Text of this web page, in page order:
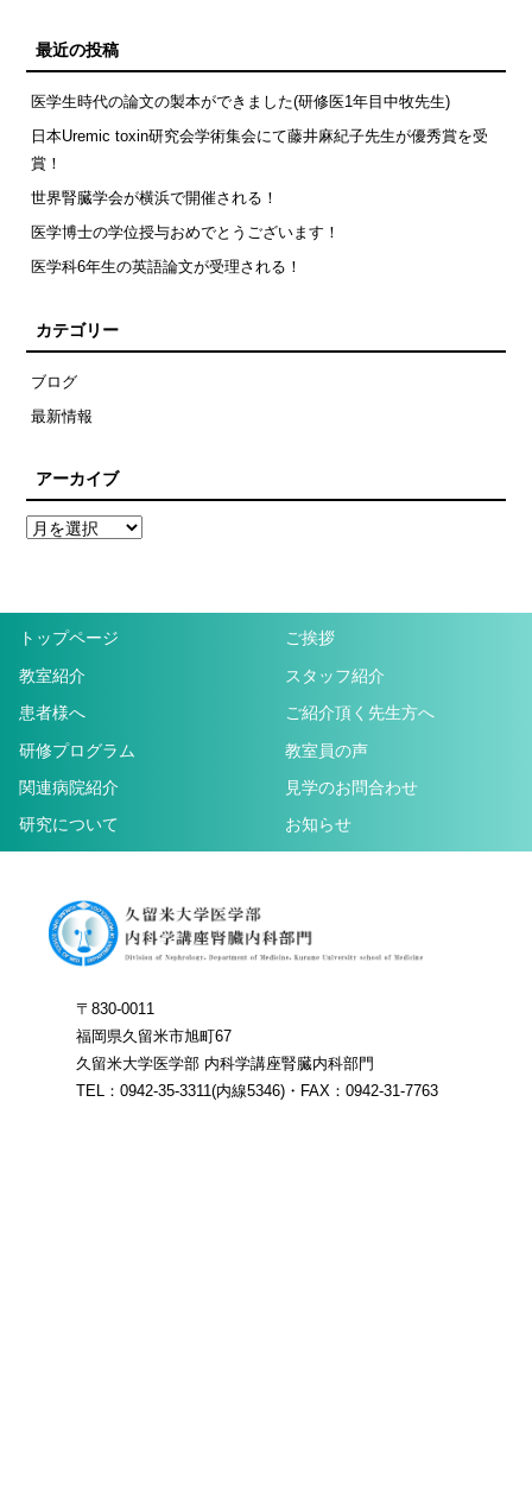
最近の投稿
医学生時代の論文の製本ができました(研修医1年目中牧先生)
日本Uremic toxin研究会学術集会にて藤井麻紀子先生が優秀賞を受
賞！
世界腎臓学会が横浜で開催される！
医学博士の学位授与おめでとうございます！
医学科6年生の英語論文が受理される！
カテゴリー
ブログ
最新情報
アーカイブ
トップページ
ご挨拶
教室紹介
スタッフ紹介
患者様へ
ご紹介頂く先生方へ
研修プログラム
教室員の声
関連病院紹介
見学のお問合わせ
研究について
お知らせ
〒830-0011
福岡県久留米市旭町67
久留米大学医学部 内科学講座腎臓内科部門
TEL：0942-35-3311(内線5346)・FAX：0942-31-7763